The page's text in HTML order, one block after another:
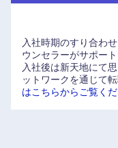
入社時期のすり合わ
ウンセラーがサポート
入社後は新天地にて
ットワークを通じて
はこちらからご覧くだ
鳥取県
岡山県